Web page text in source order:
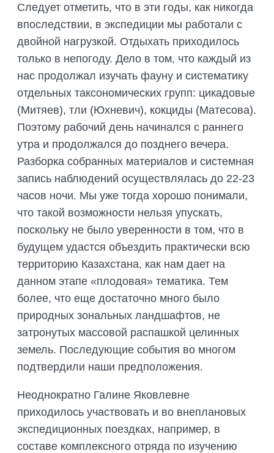
Следует отметить, что в эти годы, как никогда
впоследствии, в экспедиции мы работали с
двойной нагрузкой. Отдыхать приходилось
только в непогоду. Дело в том, что каждый из
нас продолжал изучать фауну и систематику
отдельных таксономических групп: цикадовые
(Митяев), тли (Юхневич), кокциды (Матесова).
Поэтому рабочий день начинался с раннего
утра и продолжался до позднего вечера.
Разборка собранных материалов и системная
запись наблюдений осуществлялась до 22-23
часов ночи. Мы уже тогда хорошо понимали,
что такой возможности нельзя упускать,
поскольку не было уверенности в том, что в
будущем удастся объездить практически всю
территорию Казахстана, как нам дает на
данном этапе «плодовая» тематика. Тем
более, что еще достаточно много было
природных зональных ландшафтов, не
затронутых массовой распашкой целинных
земель. Последующие события во многом
подтвердили наши предположения.
Неоднократно Галине Яковлевне
приходилось участвовать и во внеплановых
экспедиционных поездках, например, в
составе комплексного отряда по изучению